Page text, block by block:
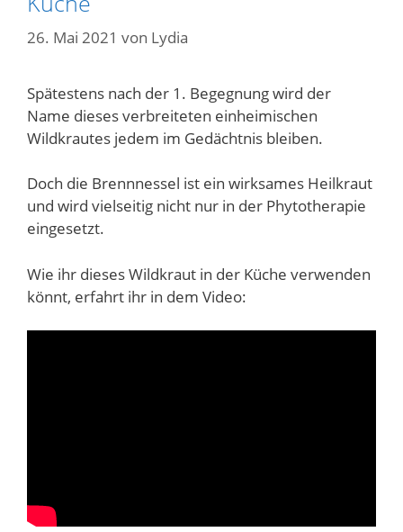
26. Mai 2021 von Lydia
Spätestens nach der 1. Begegnung wird der
Name dieses verbreiteten einheimischen
Wildkrautes jedem im Gedächtnis bleiben.
Doch die Brennnessel ist ein wirksames Heilkraut
und wird vielseitig nicht nur in der Phytotherapie
eingesetzt.
Wie ihr dieses Wildkraut in der Küche verwenden
könnt, erfahrt ihr in dem Video: